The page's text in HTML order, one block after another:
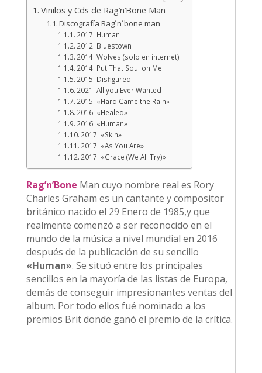
Vinilos y Cds de Rag’n’Bone Man
Discografía Rag´n´bone man
2017: Human
2012: Bluestown
2014: Wolves (solo en internet)
2014: Put That Soul on Me
2015: Disfigured
2021: All you Ever Wanted
2015: «Hard Came the Rain»
2016: «Healed»
2016: «Human»
2017: «Skin»
2017: «As You Are»
2017: «Grace (We All Try)»
Rag’n’Bone Man cuyo nombre real es Rory
Charles Graham es un cantante y compositor
británico nacido el 29 Enero de 1985,y que
realmente comenzó a ser reconocido en el
mundo de la música a nivel mundial en 2016
después de la publicación de su sencillo
«Human». Se situó entre los principales
sencillos en la mayoría de las listas de Europa,
demás de conseguir impresionantes ventas del
album. Por todo ellos fué nominado a los
premios Brit donde ganó el premio de la crítica.